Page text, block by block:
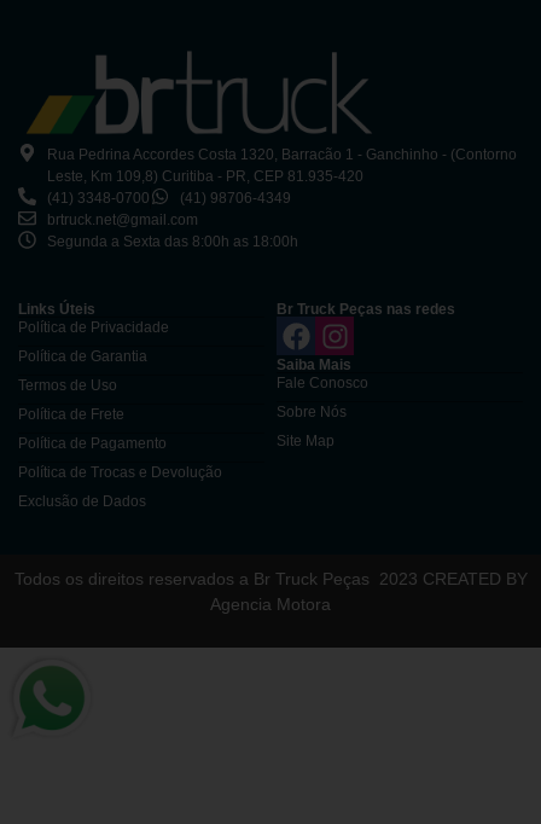
Rua Pedrina Accordes Costa 1320, Barracão 1 - Ganchinho - (Contorno
Leste, Km 109,8) Curitiba - PR, CEP 81.935-420
(41) 3348-0700
(41) 98706-4349
brtruck.net@gmail.com
Segunda a Sexta das 8:00h as 18:00h
Links Úteis
Política de Privacidade
Política de Garantia
Termos de Uso
Política de Frete
Política de Pagamento
Política de Trocas e Devolução
Exclusão de Dados
Br Truck Peças nas redes
Saiba Mais
Fale Conosco
Sobre Nós
Site Map
Todos os direitos reservados a Br Truck Peças
2023 CREATED BY
Agencia Motora